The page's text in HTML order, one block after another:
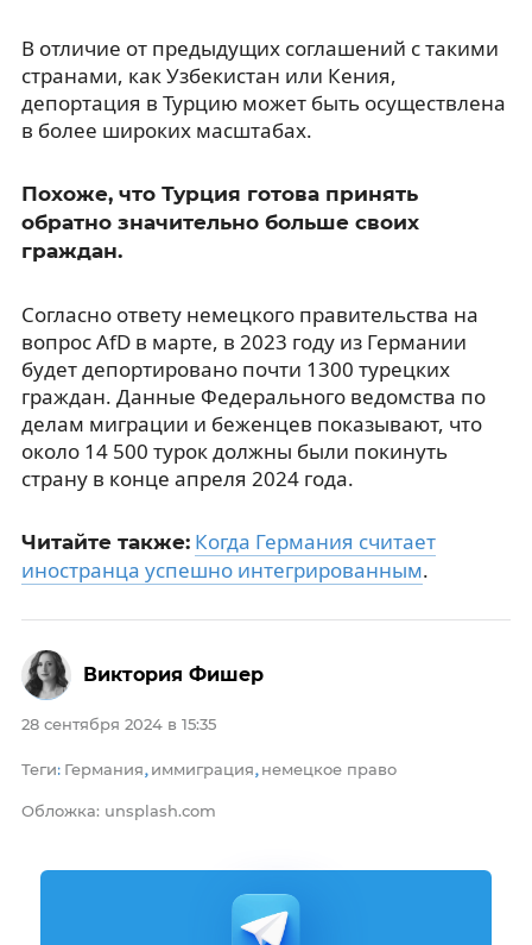
В отличие от предыдущих соглашений с такими
странами, как Узбекистан или Кения,
депортация в Турцию может быть осуществлена
в более широких масштабах.
Похоже, что Турция готова принять
обратно значительно больше своих
граждан.
Согласно ответу немецкого правительства на
вопрос AfD в марте, в 2023 году из Германии
будет депортировано почти 1300 турецких
граждан. Данные Федерального ведомства по
делам миграции и беженцев показывают, что
около 14 500 турок должны были покинуть
страну в конце апреля 2024 года.
Читайте также: Когда Германия считает
иностранца успешно интегрированным.
28 сентября 2024 в 15:35
Теги: Германия, иммиграция, немецкое право
Обложка: unsplash.com
Виктория Фишер